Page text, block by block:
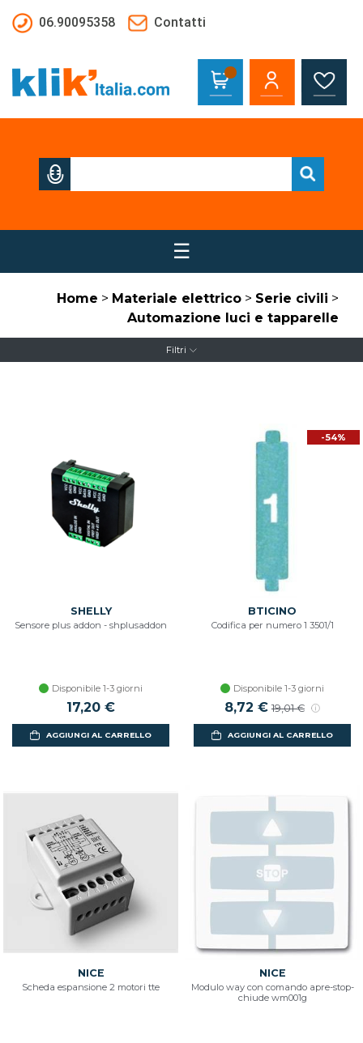
06.90095358
Contatti
☰
Home > Materiale elettrico > Serie civili >
Automazione luci e tapparelle
Filtri
SHELLY
Sensore plus addon - shplusaddon
Disponibile 1-3 giorni
17,20 €
AGGIUNGI AL CARRELLO
-54%
BTICINO
Codifica per numero 1 3501/1
Disponibile 1-3 giorni
Prezzo scontato
8,72 € Prezzo di listino
19,01 €
AGGIUNGI AL CARRELLO
NICE
Scheda espansione 2 motori tte
NICE
Modulo way con comando apre-stop-
chiude wm001g